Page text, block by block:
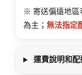
※ 寄送偏遠地區
為主； 無法指定
運費說明和配